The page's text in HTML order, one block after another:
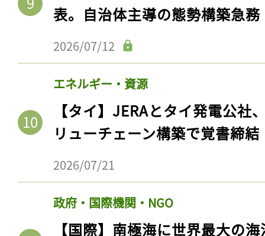
2026/07/25
医薬品・医療福祉
【日本】厚労省、2040年地域
表。自治体主導の態勢構築急務
2026/07/12
エネルギー・資源
【タイ】JERAとタイ発電公社
リューチェーン構築で覚書締結